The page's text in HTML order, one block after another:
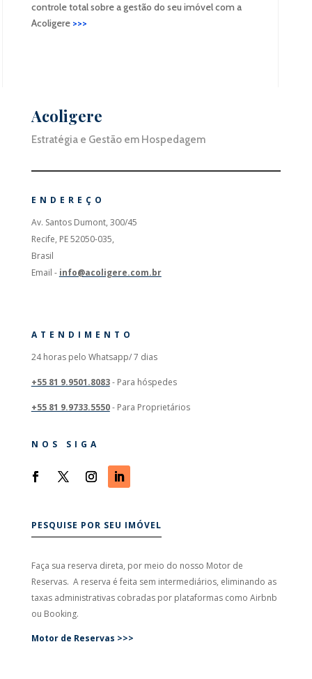
controle total sobre a gestão do seu imóvel com a
Acoligere >>>
Acoligere
Estratégia e Gestão em Hospedagem
ENDEREÇO
Av. Santos Dumont, 300/45
Recife, PE 52050-035,
Brasil
Email - info@acoligere.com.br
ATENDIMENTO
24 horas pelo Whatsapp/ 7 dias
+55 81 9.9501.8083- Para hóspedes
+55 81 9.9733.5550- Para Proprietários
NOS SIGA
PESQUISE POR SEU IMÓVEL
Faça sua reserva direta, por meio do nosso Motor de
Reservas. A reserva é feita sem intermediários, eliminando as
taxas administrativas cobradas por plataformas como Airbnb
ou Booking.
Motor de Reservas >>>